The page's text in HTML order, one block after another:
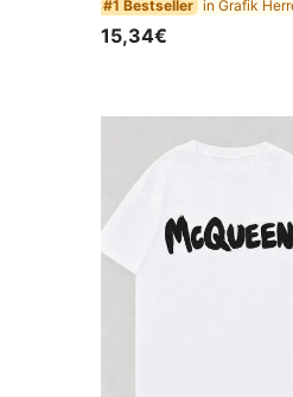
#1 Bestseller
15,34€